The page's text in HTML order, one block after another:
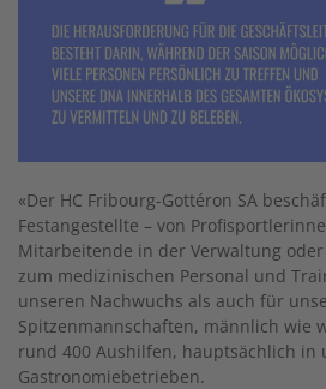
«Der HC Fribourg-Gottéron SA
Festangestellte – von
Mitarbeitende in der Verwaltung
zum medizinischen Personal und
unseren Nachwuchs als auch für
Spitzenmannschaften, männlich wie
rund 400 Aushilfen, hauptsächlich in
Gastronomiebetrieben.